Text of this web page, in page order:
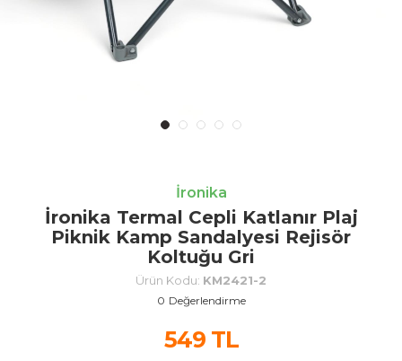
İronika
İronika Termal Cepli Katlanır Plaj
Piknik Kamp Sandalyesi Rejisör
Koltuğu Gri
Ürün Kodu: KM2421-2
0 Değerlendirme
549TL